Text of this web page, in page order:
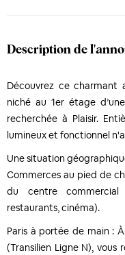
Description de
Découvrez ce charmant
niché au 1er étage
recherchée à Plaisir.
lumineux et fonctionnel
Une situation
Commerces au pied de
du centre
restaurants, cinéma).
Paris à portée de main :
(Transilien Ligne N), vous